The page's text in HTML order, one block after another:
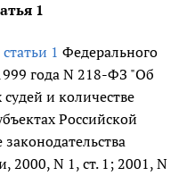
1
статьи 1 Федерального
года N 218-ФЗ "Об
и количестве
Российской
2000, N 1, ст. 1; 2001, N